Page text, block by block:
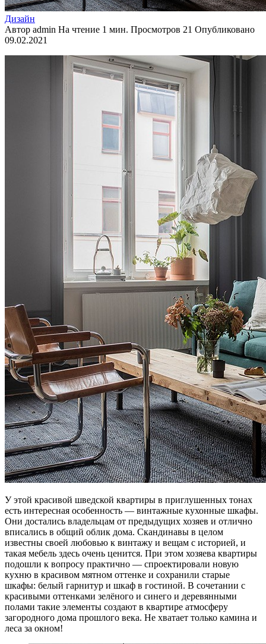
Дизайн
Автор admin На чтение 1 мин. Просмотров 21 Опубликовано
09.02.2021
У этой красивой шведской квартиры в приглушенных тонах
есть интересная особенность — винтажные кухонные шкафы.
Они достались владельцам от предыдущих хозяев и отлично
вписались в общий облик дома. Скандинавы в целом
известны своей любовью к винтажу и вещам с историей, и
такая мебель здесь очень ценится. При этом хозяева квартиры
подошли к вопросу практично — спроектировали новую
кухню в красивом мятном оттенке и сохранили старые
шкафы: белый гарнитур и шкаф в гостиной. В сочетании с
красивыми оттенками зелёного и синего и деревянными
полами такие элементы создают в квартире атмосферу
загородного дома прошлого века. Не хватает только камина и
леса за окном!